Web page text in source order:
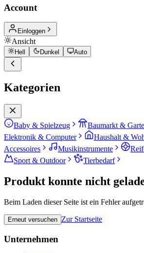
Account
Einloggen
Ansicht
Hell Dunkel Auto
Kategorien
Baby & Spielzeug Baumarkt &
Elektronik & Computer
Haushalt &
Accessoires
Musikinstrumente
Sport & Outdoor
Tierbedarf
Produkt konnte nicht
Beim Laden dieser Seite ist ein Fehler
Erneut versuchen Zur Startseite
Unternehmen